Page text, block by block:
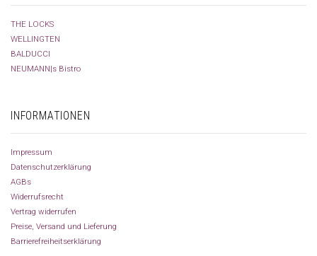
THE LOCKS
WELLINGTEN
BALDUCCI
NEUMANN|s Bistro
INFORMATIONEN
Impressum
Datenschutzerklärung
AGBs
Widerrufsrecht
Vertrag widerrufen
Preise, Versand und Lieferung
Barrierefreiheitserklärung